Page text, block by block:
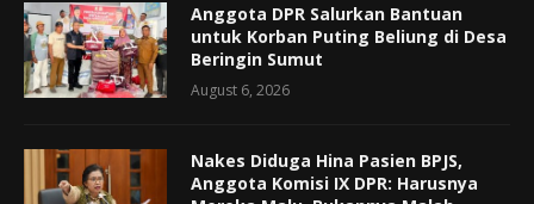
Anggota DPR Salurkan Bantuan
untuk Korban Puting Beliung di Desa
Beringin Sumut
August 6, 2026
Nakes Diduga Hina Pasien BPJS,
Anggota Komisi IX DPR: Harusnya